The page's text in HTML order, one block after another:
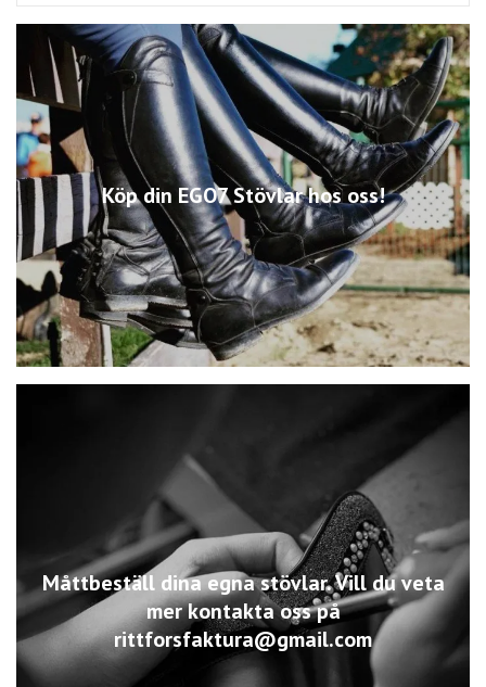
Köp din EGO7 Stövlar hos oss!
Måttbeställ dina egna stövlar. Vill du veta
mer kontakta oss på
rittforsfaktura@gmail.com